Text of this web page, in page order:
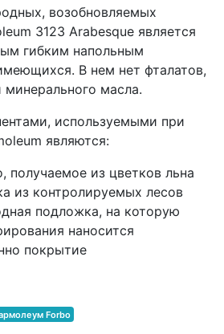
возобновляемых
3123 Arabesque является
гибким напольным
В нем нет фталатов,
масла.
используемыми при
являются:
получаемое из цветков льна
из контролируемых лесов
подложка, на которую
наносится
покрытие
Forbo